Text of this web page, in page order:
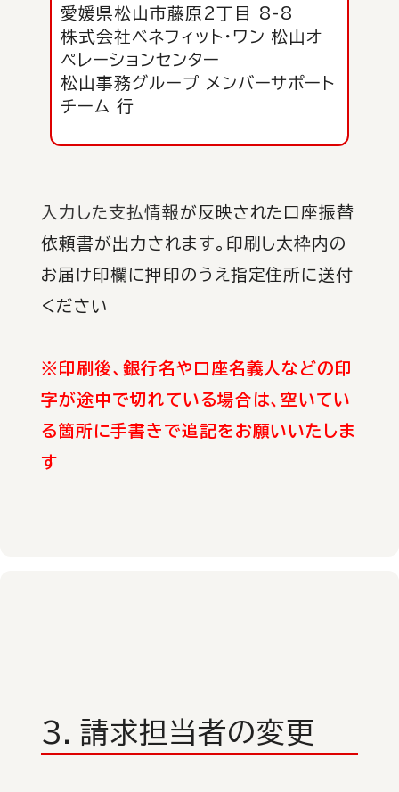
愛媛県松山市藤原2丁目 8-8
株式会社ベネフィット・ワン 松山オ
ペレーションセンター
松山事務グループ メンバーサポート
チーム 行
入力した支払情報が反映された口座振替
依頼書が出力されます。印刷し太枠内の
お届け印欄に押印のうえ指定住所に送付
ください
※印刷後、銀行名や口座名義人などの印
字が途中で切れている場合は、空いてい
る箇所に手書きで追記をお願いいたしま
す
３．請求担当者の変更